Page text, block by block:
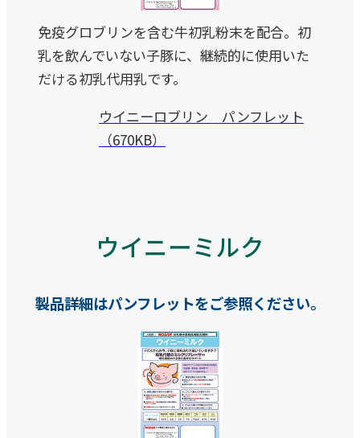
免疫グロブリンを含む牛初乳粉末を配合。初
乳を飲んでいない子豚に、継続的に使用いた
だける初乳代用乳です。
ウイニーロブリン パンフレット
（670KB）
ウイニーミルク
製品詳細はパンフレットをご参照ください。